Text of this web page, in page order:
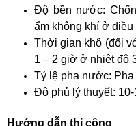
Độ bền nước:
ẩm không khí ở
Thời gian khô (đối
1 – 2 giờ ở nhiệt độ
Tỷ lệ pha nước:
Độ phủ lý thuyết:
Hướng dẫn thi công